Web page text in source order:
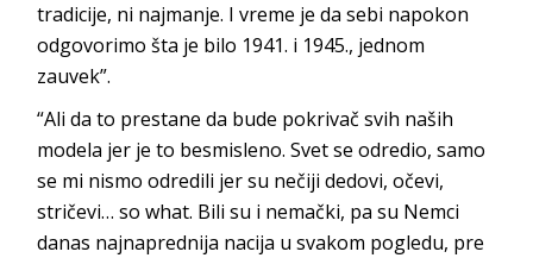
tradicije, ni najmanje. I vreme je da sebi napokon
odgovorimo šta je bilo 1941. i 1945., jednom
zauvek”.
“Ali da to prestane da bude pokrivač svih naših
modela jer je to besmisleno. Svet se odredio, samo
se mi nismo odredili jer su nečiji dedovi, očevi,
stričevi… so what. Bili su i nemački, pa su Nemci
danas najnaprednija nacija u svakom pogledu, pre